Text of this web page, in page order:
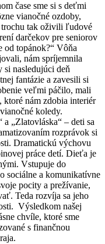
čase sme si s deťmi
vianočné ozdoby,
trochu tak oživili ľudové
darčekov pre seniorov
topánok?“ Vôňa
nám spríjemnila
si nasledujúci deň
fantázie a zavesili si
veľmi páčilo, mali
nám zdobia interiér
koledy.
„Zlatovláska“ – deti sa
rozprávok si
Dramatickú výchovu
práce detí. Dieťa je
Vstupuje do
sociálne a komunikatívne
pocity a prežívanie,
Teda rozvíja sa jeho
Výsledkom našej
chvíle, ktoré sme
s finančnou